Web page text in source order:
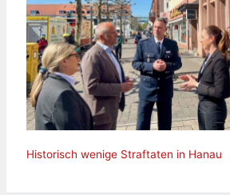
Historisch wenige Straftaten in Hanau